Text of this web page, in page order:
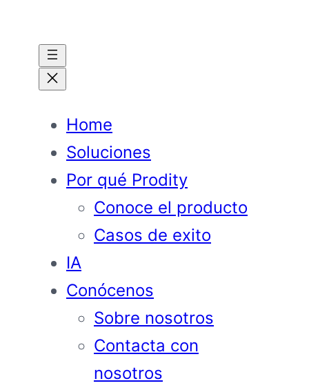
contenido
Home
Soluciones
Por qué Prodity
Conoce el producto
Casos de exito
IA
Conócenos
Sobre nosotros
Contacta con
nosotros